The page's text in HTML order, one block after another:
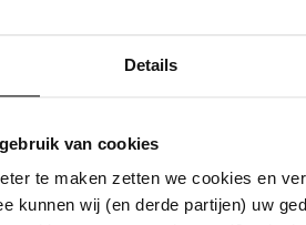
Details
van cookies
te maken zetten we cookies en
kunnen wij (en derde partijen) uw
beschrijving
beschrijving